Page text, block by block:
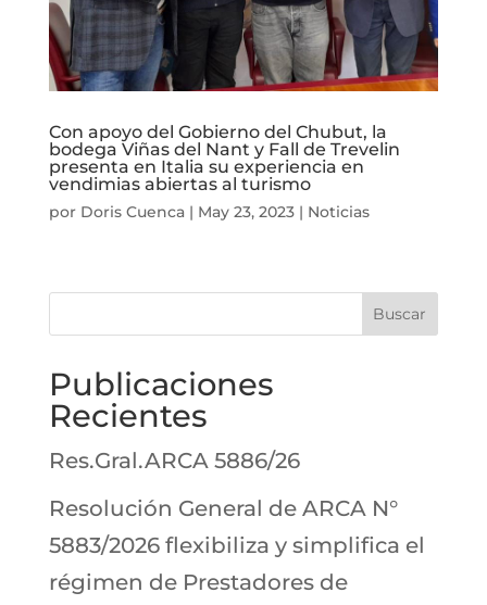
Con apoyo del Gobierno del Chubut, la
bodega Viñas del Nant y Fall de Trevelin
presenta en Italia su experiencia en
vendimias abiertas al turismo
por Doris Cuenca| May 23, 2023| Noticias
Buscar
Publicaciones
Recientes
Res.Gral.ARCA 5886/26
Resolución General de ARCA N°
5883/2026 flexibiliza y simplifica el
régimen de Prestadores de